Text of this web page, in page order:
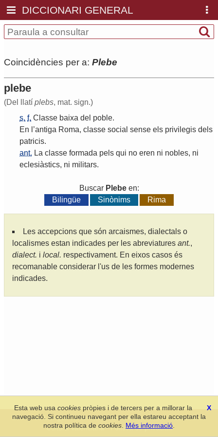
DICCIONARI GENERAL
Coincidències per a: Plebe
plebe
(Del llatí plebs, mat. sign.)
s. f. Classe baixa del poble.
En ’antiga Roma, classe social sense els privilegis dels
patricis.
ant. La classe formada pels qui no eren ni nobles, ni
eclesiàstics, ni militars.
Buscar Plebeen:
Bilingüe
Sinònims Rima
Les accepcions que són arcaismes, dialectals o
localismes estan indicades per les abreviatures ant.,
dialect. i local. respectivament. En eixos casos és
recomanable considerar l'us de les formes modernes
indicades.
Secció de Llengua i Lliteratura Valencianes-Real Acadèmia de
Cultura Valenciana-Política de privacitat
X
Esta web usacookies pròpies i de tercers per a millorar la
navegació. Si continueu navegant per ella estareu acceptant la
nostra política de cookies Més informació